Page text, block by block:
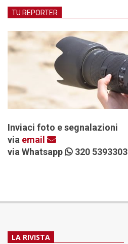
TU REPORTER
Inviaci foto e segnalazioni
via email
via Whatsapp
320 5393303
LA RIVISTA